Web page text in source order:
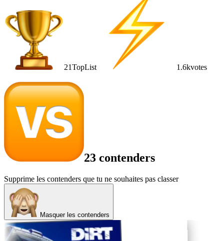
21TopList 1.6kvotes
23 contenders
Supprime les contenders que tu ne souhaites pas classer
Masquer les contenders